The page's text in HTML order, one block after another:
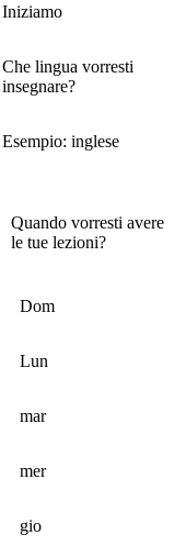
Iniziamo
Che lingua vorresti
insegnare?
Esempio: inglese
Quando vorresti avere
le tue lezioni?
Dom
Lun
mar
mer
gio